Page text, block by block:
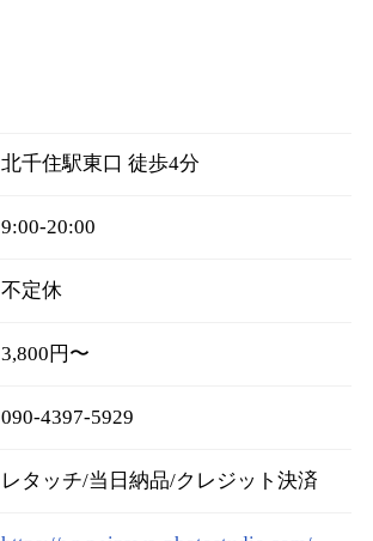
北千住駅東口 徒歩4分
9:00‐20:00
不定休
3,800円〜
090-4397-5929
レタッチ/当日納品/クレジット決済